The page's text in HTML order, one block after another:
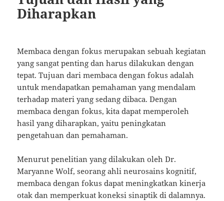
Diharapkan
Membaca dengan fokus merupakan sebuah kegiatan
yang sangat penting dan harus dilakukan dengan
tepat. Tujuan dari membaca dengan fokus adalah
untuk mendapatkan pemahaman yang mendalam
terhadap materi yang sedang dibaca. Dengan
membaca dengan fokus, kita dapat memperoleh
hasil yang diharapkan, yaitu peningkatan
pengetahuan dan pemahaman.
Menurut penelitian yang dilakukan oleh Dr.
Maryanne Wolf, seorang ahli neurosains kognitif,
membaca dengan fokus dapat meningkatkan kinerja
otak dan memperkuat koneksi sinaptik di dalamnya.